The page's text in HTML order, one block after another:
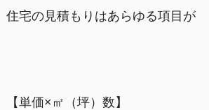
住宅の見積もりはあらゆる項目が
【単価×㎡（坪）数】